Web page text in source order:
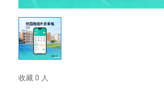
收藏 0 人